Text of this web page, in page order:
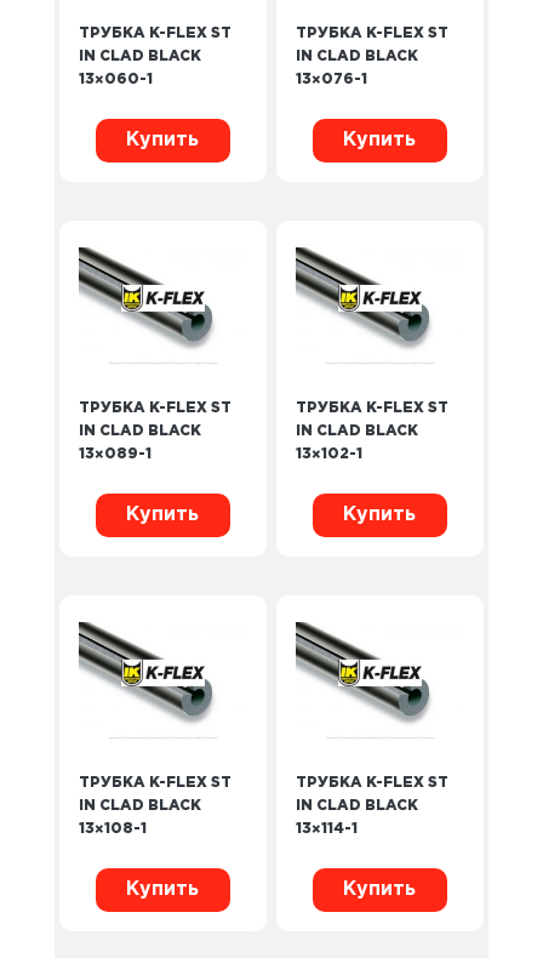
ТРУБКА K-FLEX ST
IN CLAD BLACK
13×060-1
Купить
ТРУБКА K-FLEX ST
IN CLAD BLACK
13×076-1
Купить
ТРУБКА K-FLEX ST
IN CLAD BLACK
13×089-1
Купить
ТРУБКА K-FLEX ST
IN CLAD BLACK
13×102-1
Купить
ТРУБКА K-FLEX ST
IN CLAD BLACK
13×108-1
Купить
ТРУБКА K-FLEX ST
IN CLAD BLACK
13×114-1
Купить